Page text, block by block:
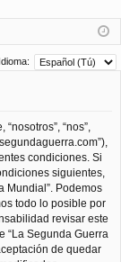
Idioma:
“nos”,
condiciones. Si
siguientes,
Mundial”. Podemos
todo lo posible por
revisar este
“La Segunda Guerra
de quedar